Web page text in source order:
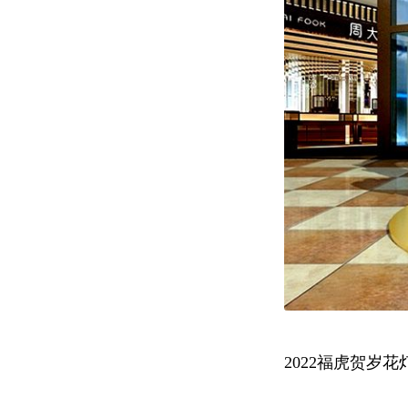
2022福虎贺岁花